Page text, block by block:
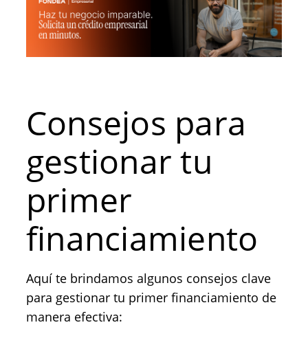
Consejos para
gestionar tu
primer
financiamiento
Aquí te brindamos algunos consejos clave
para gestionar tu primer financiamiento de
manera efectiva: